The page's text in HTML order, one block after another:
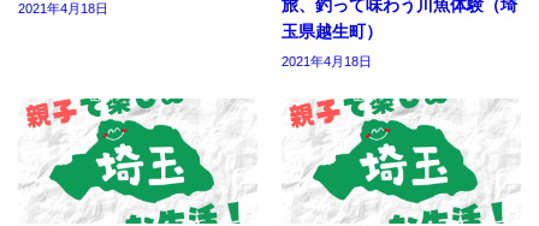
2021年4月18日
旅、釣って味わう川魚体験（埼
玉県越生町）
2021年4月18日